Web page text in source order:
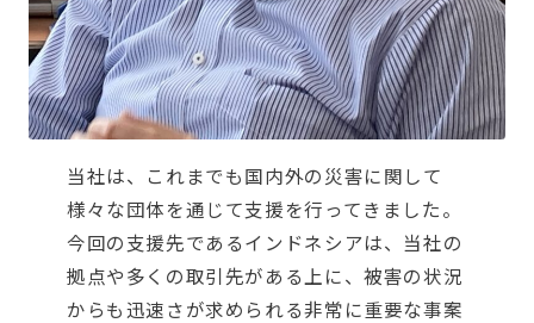
当社は、これまでも国内外の災害に関して
様々な団体を通じて支援を行ってきました。
今回の支援先であるインドネシアは、当社の
拠点や多くの取引先がある上に、被害の状況
からも迅速さが求められる非常に重要な事案